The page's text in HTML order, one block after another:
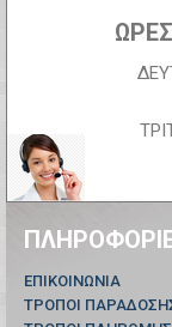
ΕΠΙΚΟΙΝΩΝΊΑ
ΤΡΟΠΟΙ